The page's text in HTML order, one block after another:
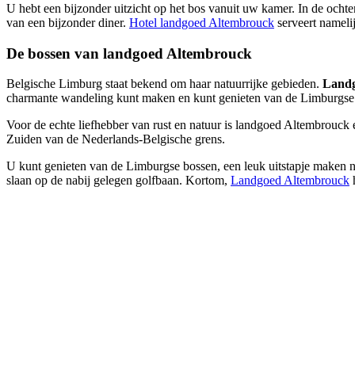
U hebt een bijzonder uitzicht op het bos vanuit uw kamer. In de
van een bijzonder diner. Hotel landgoed Altembrouck serveert
De bossen van landgoed Altembrouck
Belgische Limburg staat bekend om haar natuurrijke gebieden.
charmante wandeling kunt maken en kunt genieten van de
Voor de echte liefhebber van rust en natuur is landgoed
Zuiden van de Nederlands-Belgische grens.
U kunt genieten van de Limburgse bossen, een leuk uitstapje
slaan op de nabij gelegen golfbaan. Kortom, Landgoed Altembrouck